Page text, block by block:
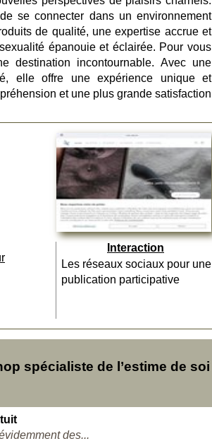
se connecter dans un environnement
de qualité, une expertise accrue et
épanouie et éclairée. Pour vous
destination incontournable. Avec une
elle offre une expérience unique et
et une plus grande satisfaction
Interaction
Les réseaux sociaux pour une
publication participative
spécialiste de l’estime de soi
des...